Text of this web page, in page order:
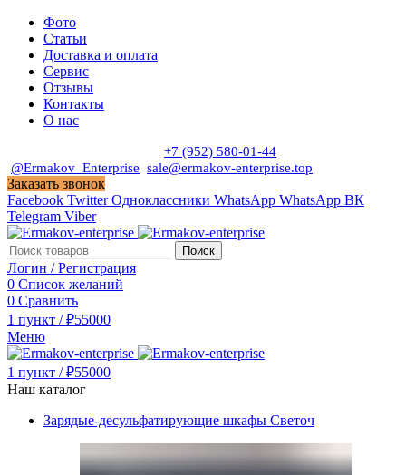
Фото
Статьи
Доставка и оплата
Сервис
Отзывы
Контакты
О нас
+7 (952) 580-01-44
@Ermakov_Enterprise sale@ermakov-enterprise.top
Заказать звонок
Facebook Twitter Одноклассники WhatsApp WhatsApp ВК
Telegram Viber
Поиск
Логин / Регистрация
0 Список желаний
0 Сравнить
1 пункт / ₽55000
Меню
1 пункт / ₽55000
Наш каталог
Зарядые-десульфатирующие шкафы Светоч